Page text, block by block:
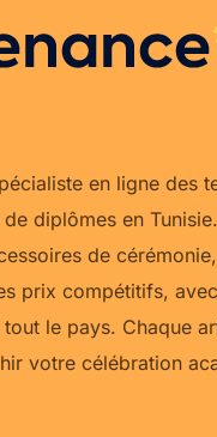
en ligne des
diplômes en
de
prix compétitifs,
le pays. Chaque
votre célébration